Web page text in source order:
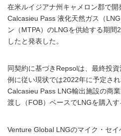
在米ルイジアナ州キャメロン郡で開
Calcasieu Pass 液化天然ガス（
ン（MTPA）のLNGを供給する期間
したと発表した。
同契約に基づきRepsolは、最終投
例に従い現状では2022年に予定さ
Calcasieu Pass LNG輸出施設の商
渡し（FOB）ベースでLNGを購入す
Venture Global LNGのマイク・セ